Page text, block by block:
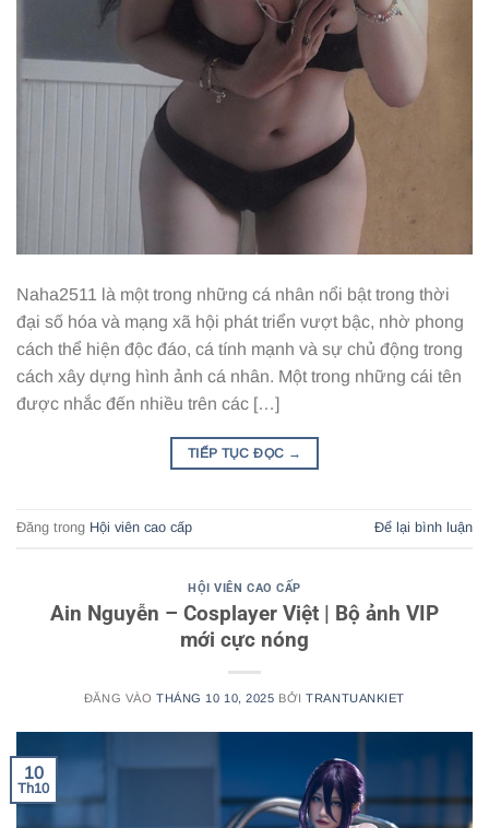
Naha2511 là một trong những cá nhân nổi bật trong thời
đại số hóa và mạng xã hội phát triển vượt bậc, nhờ phong
cách thể hiện độc đáo, cá tính mạnh và sự chủ động trong
cách xây dựng hình ảnh cá nhân. Một trong những cái tên
được nhắc đến nhiều trên các […]
TIẾP TỤC ĐỌC →
Đăng trong Hội viên cao cấp Để lại bình luận
HỘI VIÊN CAO CẤP
Ain Nguyễn – Cosplayer Việt | Bộ ảnh VIP
mới cực nóng
ĐĂNG VÀO THÁNG 10 10, 2025 BỞITRANTUANKIET
10
Th10